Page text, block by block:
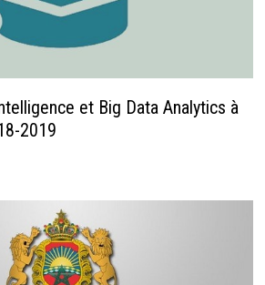
et Big Data Analytics à
2019